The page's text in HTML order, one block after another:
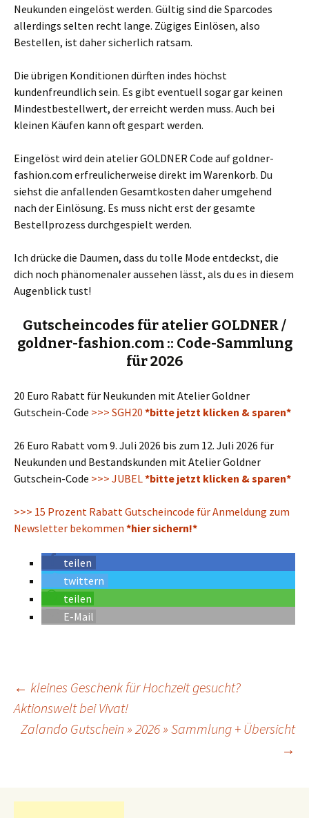
Neukunden eingelöst werden. Gültig sind die Sparcodes
allerdings selten recht lange. Zügiges Einlösen, also
Bestellen, ist daher sicherlich ratsam.
Die übrigen Konditionen dürften indes höchst
kundenfreundlich sein. Es gibt eventuell sogar gar keinen
Mindestbestellwert, der erreicht werden muss. Auch bei
kleinen Käufen kann oft gespart werden.
Eingelöst wird dein atelier GOLDNER Code auf goldner-
fashion.com erfreulicherweise direkt im Warenkorb. Du
siehst die anfallenden Gesamtkosten daher umgehend
nach der Einlösung. Es muss nicht erst der gesamte
Bestellprozess durchgespielt werden.
Ich drücke die Daumen, dass du tolle Mode entdeckst, die
dich noch phänomenaler aussehen lässt, als du es in diesem
Augenblick tust!
Gutscheincodes für atelier GOLDNER /
goldner-fashion.com :: Code-Sammlung
für 2026
20 Euro Rabatt für Neukunden mit Atelier Goldner
Gutschein-Code >>> SGH20 *bitte jetzt klicken & sparen*
26 Euro Rabatt vom 9. Juli 2026 bis zum 12. Juli 2026 für
Neukunden und Bestandskunden mit Atelier Goldner
Gutschein-Code >>> JUBEL*bitte jetzt klicken & sparen*
>>> 15 Prozent Rabatt Gutscheincode für Anmeldung zum
Newsletter bekommen *hier sichern!*
teilen
twittern
teilen
E-Mail
Beitrags-
Navigation
← kleines Geschenk für Hochzeit gesucht?
Aktionswelt bei Vivat!
Zalando Gutschein » 2026 » Sammlung + Übersicht
→